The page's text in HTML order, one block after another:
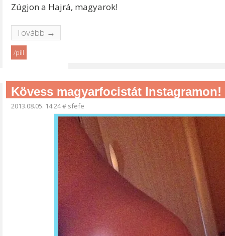
Zúgjon a Hajrá, magyarok!
Tovább →
/pill
Kövess magyarfocistát Instagramon!
2013.08.05. 14:24# sfefe